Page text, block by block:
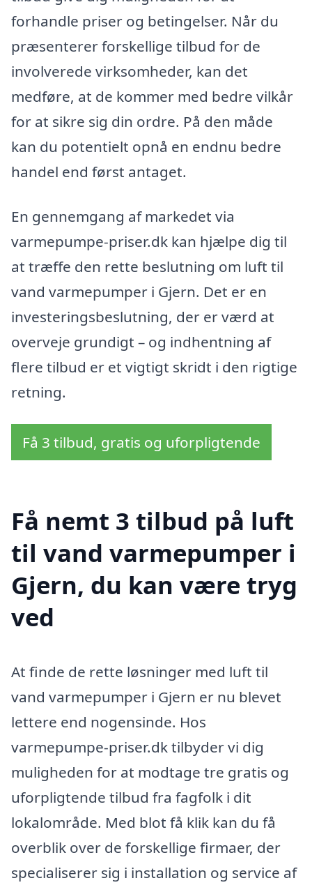
forhandle priser og betingelser. Når du
præsenterer forskellige tilbud for de
involverede virksomheder, kan det
medføre, at de kommer med bedre vilkår
for at sikre sig din ordre. På den måde
kan du potentielt opnå en endnu bedre
handel end først antaget.
En gennemgang af markedet via
varmepumpe-priser.dk kan hjælpe dig til
at træffe den rette beslutning om luft til
vand varmepumper i Gjern. Det er en
investeringsbeslutning, der er værd at
overveje grundigt – og indhentning af
flere tilbud er et vigtigt skridt i den rigtige
retning.
Få 3 tilbud, gratis og uforpligtende
Få nemt 3 tilbud på luft
til vand varmepumper i
Gjern, du kan være tryg
ved
At finde de rette løsninger med luft til
vand varmepumper i Gjern er nu blevet
lettere end nogensinde. Hos
varmepumpe-priser.dk tilbyder vi dig
muligheden for at modtage tre gratis og
uforpligtende tilbud fra fagfolk i dit
lokalområde. Med blot få klik kan du få
overblik over de forskellige firmaer, der
specialiserer sig i installation og service af